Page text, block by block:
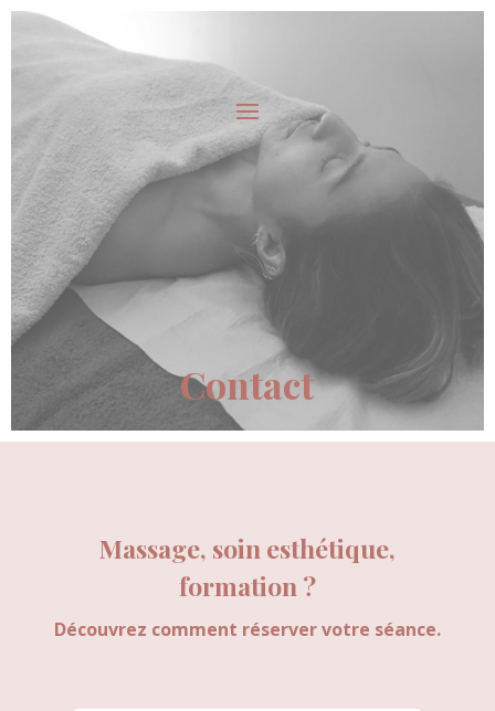
Contact
Massage, soin esthétique,
formation ?
Découvrez comment réserver votre séance.